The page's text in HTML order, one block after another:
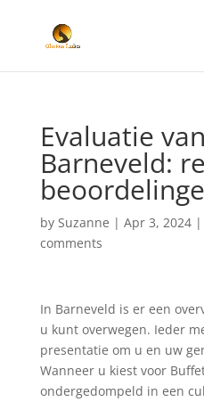
Evaluatie
Barneveld:
by Suzanne | Apr 3, 2024|
comments
In Barneveld is er een
u kunt overwegen. Ieder
presentatie om u en uw
Wanneer u kiest voor
ondergedompeld in een